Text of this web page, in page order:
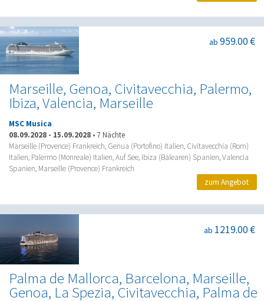
Marseille, Genoa, Civitavecchia, Palermo,
Ibiza, Valencia, Marseille
ab 959.00 €
MSC Musica
08.09.2028 - 15.09.2028 • 7 Nächte
Marseille (Provence) Frankreich, Genua (Portofino) Italien, Civitavecchia (Rom)
Italien, Palermo (Monreale) Italien, Auf See, Ibiza (Balearen) Spanien, Valencia
Spanien, Marseille (Provence) Frankreich
zum Angebot
Palma de Mallorca, Barcelona, Marseille,
Genoa, La Spezia, Civitavecchia, Palma de
ab 1219.00 €